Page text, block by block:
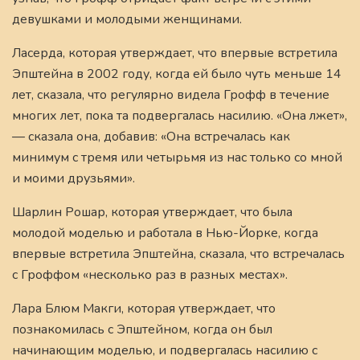
девушками и молодыми женщинами.
Ласерда, которая утверждает, что впервые встретила
Эпштейна в 2002 году, когда ей было чуть меньше 14
лет, сказала, что регулярно видела Грофф в течение
многих лет, пока та подвергалась насилию. «Она лжет»,
— сказала она, добавив: «Она встречалась как
минимум с тремя или четырьмя из нас только со мной
и моими друзьями».
Шарлин Рошар, которая утверждает, что была
молодой моделью и работала в Нью-Йорке, когда
впервые встретила Эпштейна, сказала, что встречалась
с Гроффом «несколько раз в разных местах».
Лара Блюм Макги, которая утверждает, что
познакомилась с Эпштейном, когда он был
начинающим моделью, и подвергалась насилию с